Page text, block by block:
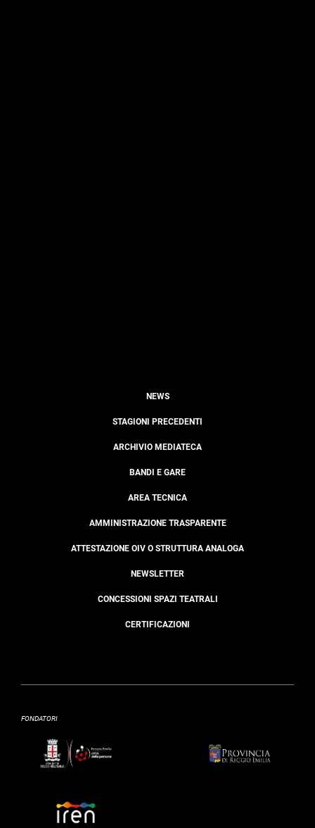
NEWS
STAGIONI PRECEDENTI
ARCHIVIO MEDIATECA
BANDI E GARE
AREA TECNICA
AMMINISTRAZIONE TRASPARENTE
ATTESTAZIONE OIV O STRUTTURA ANALOGA
NEWSLETTER
CONCESSIONI SPAZI TEATRALI
CERTIFICAZIONI
FONDATORI